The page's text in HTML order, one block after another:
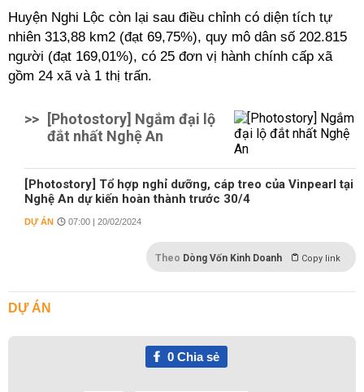
Huyện Nghi Lộc còn lại sau điều chỉnh có diện tích tự
nhiên 313,88 km2 (đạt 69,75%), quy mô dân số 202.815
người (đạt 169,01%), có 25 đơn vị hành chính cấp xã
gồm 24 xã và 1 thị trấn.
>>
[Photostory] Ngắm đại lộ
đắt nhất Nghệ An
[Photostory] Tổ hợp nghỉ dưỡng, cáp treo của Vinpearl tại
Nghệ An dự kiến hoàn thành trước 30/4
DỰ ÁN 07:00 | 20/02/2024
Theo Dòng Vốn Kinh Doanh Copy link
DỰ ÁN
0Chia sẻ